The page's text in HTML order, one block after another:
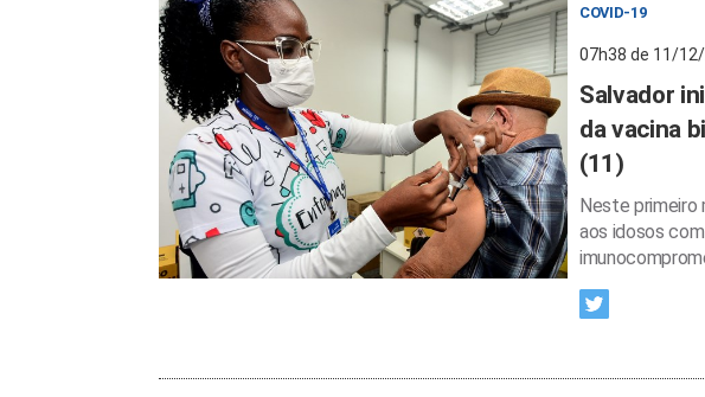
COVID-19
07h38 de 11/
Salvador
da vacina
(11)
Neste primeiro
aos idosos